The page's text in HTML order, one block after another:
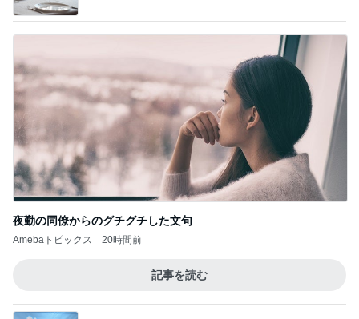
夜勤の同僚からのグチグチした文句
Amebaトピックス 20時間前
記事を読む